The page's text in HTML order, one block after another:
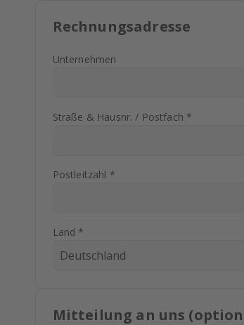
Rechnungsadresse
Unternehmen
Straße & Hausnr. / Postfach *
Postleitzahl *
Land *
Mitteilung an uns